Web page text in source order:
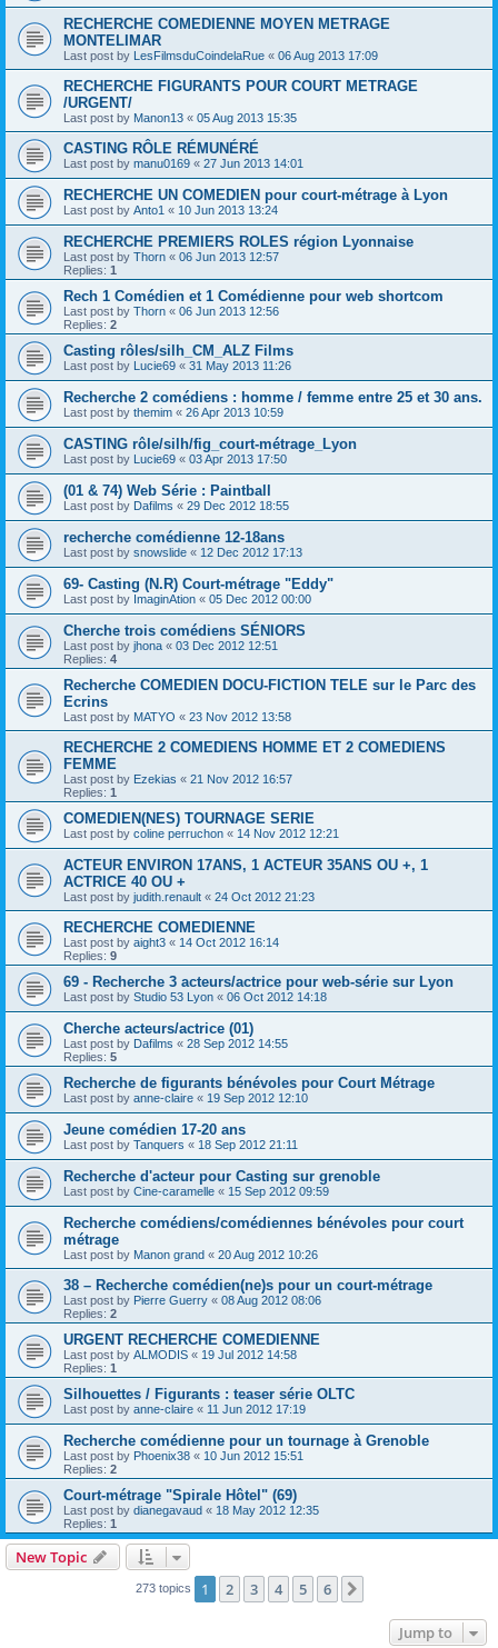
RECHERCHE COMEDIENNE MOYEN METRAGE
MONTELIMAR
Last post by LesFilmsduCoindelaRue « 06 Aug 2013 17:09
RECHERCHE FIGURANTS POUR COURT METRAGE
/URGENT/
Last post by Manon13 « 05 Aug 2013 15:35
CASTING RÔLE RÉMUNÉRÉ
Last post by manu0169 « 27 Jun 2013 14:01
RECHERCHE UN COMEDIEN pour court-métrage à Lyon
Last post by Anto1 « 10 Jun 2013 13:24
RECHERCHE PREMIERS ROLES région Lyonnaise
Last post by Thorn « 06 Jun 2013 12:57
Replies: 1
Rech 1 Comédien et 1 Comédienne pour web shortcom
Last post by Thorn « 06 Jun 2013 12:56
Replies: 2
Casting rôles/silh_CM_ALZ Films
Last post by Lucie69 « 31 May 2013 11:26
Recherche 2 comédiens : homme / femme entre 25 et 30 ans.
Last post by themim « 26 Apr 2013 10:59
CASTING rôle/silh/fig_court-métrage_Lyon
Last post by Lucie69 « 03 Apr 2013 17:50
(01 & 74) Web Série : Paintball
Last post by Dafilms « 29 Dec 2012 18:55
recherche comédienne 12-18ans
Last post by snowslide « 12 Dec 2012 17:13
69- Casting (N.R) Court-métrage "Eddy"
Last post by ImaginAtion « 05 Dec 2012 00:00
Cherche trois comédiens SÉNIORS
Last post by jhona « 03 Dec 2012 12:51
Replies: 4
Recherche COMEDIEN DOCU-FICTION TELE sur le Parc des
Ecrins
Last post by MATYO « 23 Nov 2012 13:58
RECHERCHE 2 COMEDIENS HOMME ET 2 COMEDIENS
FEMME
Last post by Ezekias « 21 Nov 2012 16:57
Replies: 1
COMEDIEN(NES) TOURNAGE SERIE
Last post by coline perruchon « 14 Nov 2012 12:21
ACTEUR ENVIRON 17ANS, 1 ACTEUR 35ANS OU +, 1
ACTRICE 40 OU +
Last post by judith.renault « 24 Oct 2012 21:23
RECHERCHE COMEDIENNE
Last post by aight3 « 14 Oct 2012 16:14
Replies: 9
69 - Recherche 3 acteurs/actrice pour web-série sur Lyon
Last post by Studio 53 Lyon « 06 Oct 2012 14:18
Cherche acteurs/actrice (01)
Last post by Dafilms « 28 Sep 2012 14:55
Replies: 5
Recherche de figurants bénévoles pour Court Métrage
Last post by anne-claire « 19 Sep 2012 12:10
Jeune comédien 17-20 ans
Last post by Tanquers « 18 Sep 2012 21:11
Recherche d'acteur pour Casting sur grenoble
Last post by Cine-caramelle « 15 Sep 2012 09:59
Recherche comédiens/comédiennes bénévoles pour court
métrage
Last post by Manon grand « 20 Aug 2012 10:26
38 – Recherche comédien(ne)s pour un court-métrage
Last post by Pierre Guerry « 08 Aug 2012 08:06
Replies: 2
URGENT RECHERCHE COMEDIENNE
Last post by ALMODIS « 19 Jul 2012 14:58
Replies: 1
Silhouettes / Figurants : teaser série OLTC
Last post by anne-claire « 11 Jun 2012 17:19
Recherche comédienne pour un tournage à Grenoble
Last post by Phoenix38 « 10 Jun 2012 15:51
Replies: 2
Court-métrage "Spirale Hôtel" (69)
Last post by dianegavaud « 18 May 2012 12:35
Replies: 1
New Topic
273 topics 1 2 3 4 5 6
Jump to